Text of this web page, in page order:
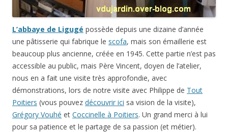
L’abbaye de Ligugé possède depuis une dizaine d’année
une pâtisserie qui fabrique le scofa, mais son émaillerie est
beaucoup plus ancienne, créée en 1945. Cette partie n’est pas
accessible au public, mais Père Vincent, doyen de l’atelier,
nous en a fait une visite très approfondie, avec
démonstrations, lors de notre visite avec Philippe de Tout
Poitiers (vous pouvez découvrir ici sa vision de la visite),
Grégory Vouhé et Coccinelle à Poitiers. Un grand merci à lui
pour sa patience et le partage de sa passion (et métier).